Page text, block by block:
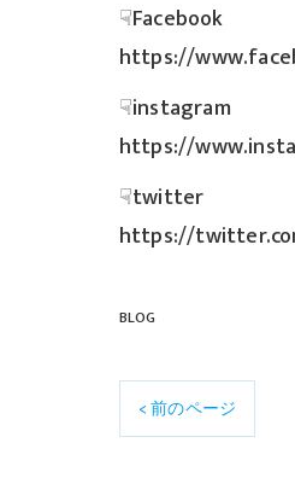
☟Facebook
https://
☟instagram
https://
☟twitter
https://
BLOG
< 前のページ